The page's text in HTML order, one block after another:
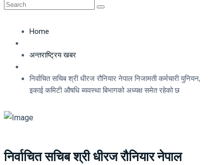
Home
अन्तराष्ट्रिय खबर
निर्वाचित सचिब श्री धीरज रौनियार नेपाल निजामती कर्मचारी युनियन,
इकाई कमिटी औषधि ब्यवस्था बिभागको अध्यक्ष समेत रहेको छ
निर्वाचित सचिब श्री धीरज रौनियार नेपाल